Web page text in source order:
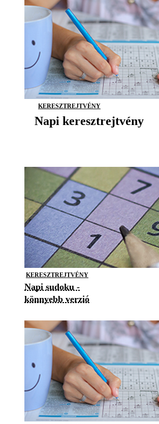
KERESZTREJTVÉNY
Napi keresztrejtvény
KERESZTREJTVÉNY
Napi sudoku -
könnyebb verzió